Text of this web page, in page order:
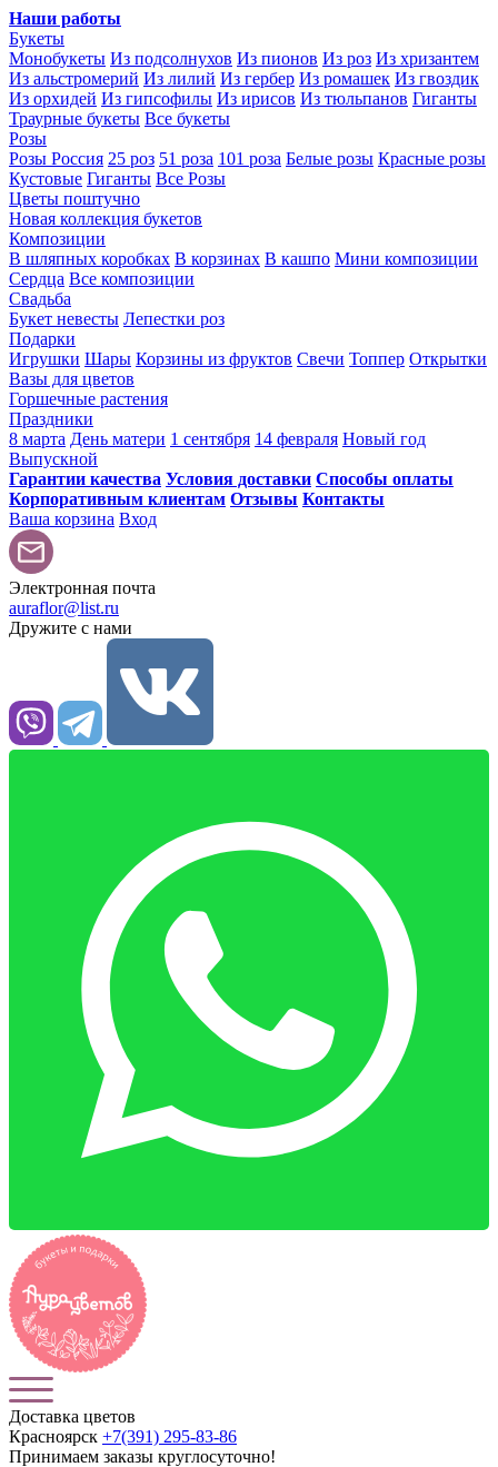
Наши работы
Букеты
Монобукеты Из подсолнухов Из пионов Из роз Из хризантем
Из альстромерий Из лилий Из гербер Из ромашек Из гвоздик
Из орхидей Из гипсофилы Из ирисов Из тюльпанов Гиганты
Траурные букеты Все букеты
Розы
Розы Россия 25 роз 51 роза 101 роза Белые розы Красные розы
Кустовые Гиганты Все Розы
Цветы поштучно
Новая коллекция букетов
Композиции
В шляпных коробках В корзинах В кашпо Мини композиции
Сердца Все композиции
Свадьба
Букет невесты Лепестки роз
Подарки
Игрушки Шары Корзины из фруктов Свечи Топпер Открытки
Вазы для цветов
Горшечные растения
Праздники
8 марта День матери 1 сентября 14 февраля Новый год
Выпускной
Гарантии качества Условия доставки Способы оплаты
Корпоративным клиентам Отзывы Контакты
Ваша корзина Вход
Электронная почта
auraflor@list.ru
Дружите с нами
Доставка цветов
Красноярск +7(391) 295-83-86
Принимаем заказы круглосуточно!